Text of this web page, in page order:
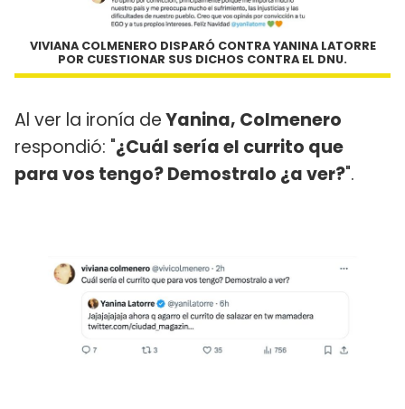
VIVIANA COLMENERO DISPARÓ CONTRA YANINA LATORRE
POR CUESTIONAR SUS DICHOS CONTRA EL DNU.
Al ver la ironía deYanina, Colmenero
respondió: "¿Cuál sería el currito que
para vos tengo? Demostralo ¿a ver?".